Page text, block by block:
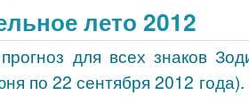
лето 2012
для всех знаков
по 22 сентября 2012